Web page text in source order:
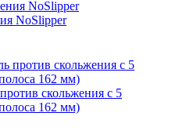
NoSlipper
скольжения с 5
162 мм)